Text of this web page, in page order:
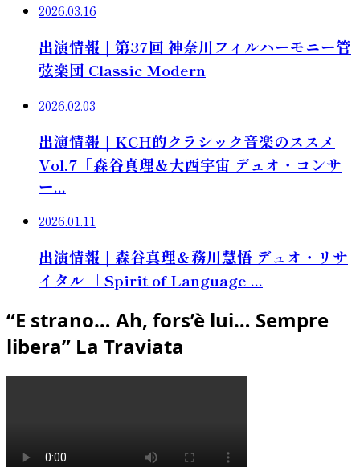
2026.03.16
出演情報｜第37回 神奈川フィルハーモニー管
弦楽団 Classic Modern
2026.02.03
出演情報｜KCH的クラシック音楽のススメ
Vol.7「森谷真理＆大西宇宙 デュオ・コンサ
ー...
2026.01.11
出演情報｜森谷真理＆務川慧悟 デュオ・リサ
イタル 「Spirit of Language ...
“E strano… Ah, fors’è lui… Sempre
libera” La Traviata